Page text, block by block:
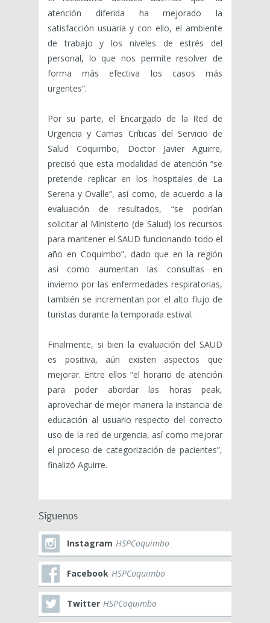
atención diferida ha mejorado la
satisfacción usuaria y con ello, el ambiente
de trabajo y los niveles de estrés del
personal, lo que nos permite resolver de
forma más efectiva los casos más
urgentes”.
Por su parte, el Encargado de la Red de
Urgencia y Camas Críticas del Servicio de
Salud Coquimbo, Doctor Javier Aguirre,
precisó que esta modalidad de atención “se
pretende replicar en los hospitales de La
Serena y Ovalle”, así como, de acuerdo a la
evaluación de resultados, “se podrían
solicitar al Ministerio (de Salud) los recursos
para mantener el SAUD funcionando todo el
año en Coquimbo”, dado que en la región
así como aumentan las consultas en
invierno por las enfermedades respiratorias,
también se incrementan por el alto flujo de
turistas durante la temporada estival.
Finalmente, si bien la evaluación del SAUD
es positiva, aún existen aspectos que
mejorar. Entre ellos “el horario de atención
para poder abordar las horas peak,
aprovechar de mejor manera la instancia de
educación al usuario respecto del correcto
uso de la red de urgencia, así como mejorar
el proceso de categorización de pacientes”,
finalizó Aguirre.
Síguenos
Instagram HSPCoquimbo
Facebook HSPCoquimbo
Twitter HSPCoquimbo